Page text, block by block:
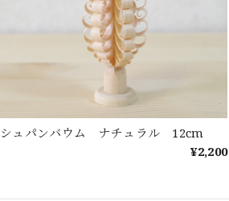
シュパンバウム ナチュラル 12cm
¥2,200